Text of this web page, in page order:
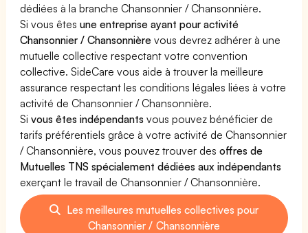
dédiées à la branche Chansonnier / Chansonnière.
Si vous êtesune entreprise ayant pour activité
Chansonnier / Chansonnière vous devrez adhérer à une
mutuelle collective respectant votre convention
collective. SideCare vous aide à trouver la meilleure
assurance respectant les conditions légales liées à votre
activité de Chansonnier / Chansonnière.
Sivous êtes indépendants vous pouvez bénéficier de
tarifs préférentiels grâce à votre activité de Chansonnier
/ Chansonnière, vous pouvez trouver desoffres de
Mutuelles TNS spécialement dédiées aux indépendants
exerçant le travail de Chansonnier / Chansonnière.
Les meilleures mutuelles collectives pour
Chansonnier / Chansonnière